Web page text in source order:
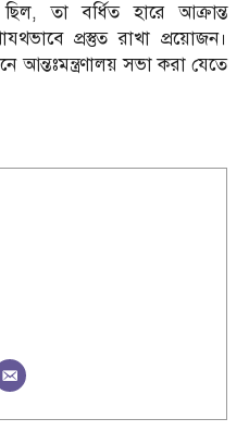
তা বর্ধিত হারে আক্রান্ত
প্রস্তুত রাখা প্রয়োজন।
আন্তঃমন্ত্রণালয় সভা করা যেতে